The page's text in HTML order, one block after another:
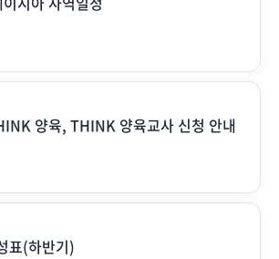
양육, THINK 양육교사 신청 안내
표(하반기)